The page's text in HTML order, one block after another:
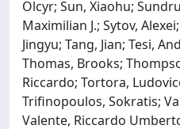
Olcyr; Sun, Xiaohu;
Maximilian J.; Sytov,
Jingyu; Tang, Jian; Tesi,
Thomas, Brooks;
Riccardo; Tortora,
Trifinopoulos, Sokratis;
Valente, Riccardo